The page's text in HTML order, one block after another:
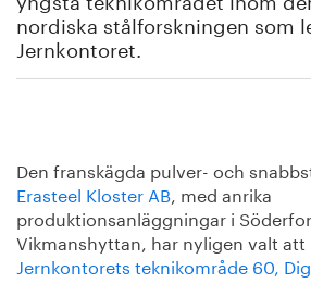
Publicerat
nordiska stålforskningen som
Jernkontoret.
Den franskägda pulver- och
Erasteel Kloster AB, med anrika
produktionsanläggningar i
Vikmanshyttan, har nyligen valt att
Jernkontorets teknikområde 60,